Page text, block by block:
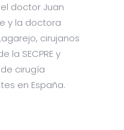
doctor Juan
y la doctora
cirujanos
la SECPRE y
cirugía
en España.